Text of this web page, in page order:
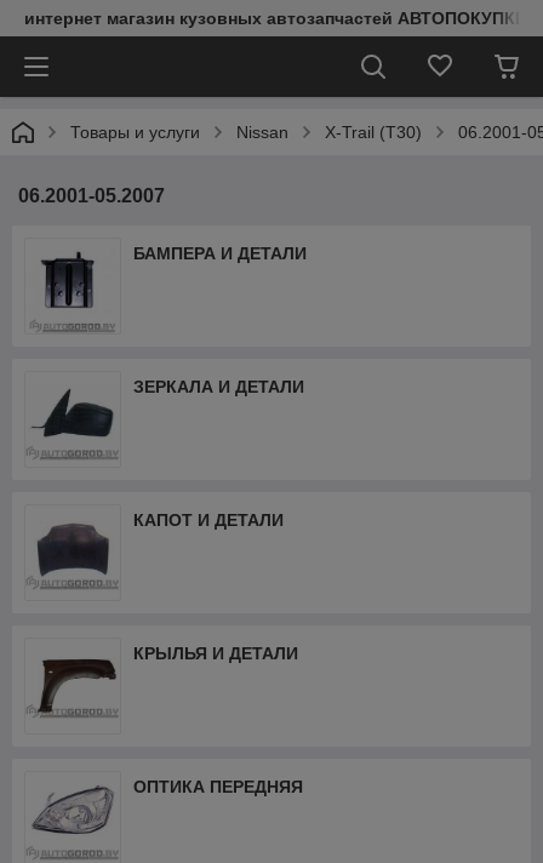
интернет магазин кузовных автозапчастей АВТОПОКУПКИ
Товары и услуги Nissan X-Trail (T30) 06.2001-
06.2001-05.2007
БАМПЕРА И ДЕТАЛИ
ЗЕРКАЛА И ДЕТАЛИ
КАПОТ И ДЕТАЛИ
КРЫЛЬЯ И ДЕТАЛИ
ОПТИКА ПЕРЕДНЯЯ